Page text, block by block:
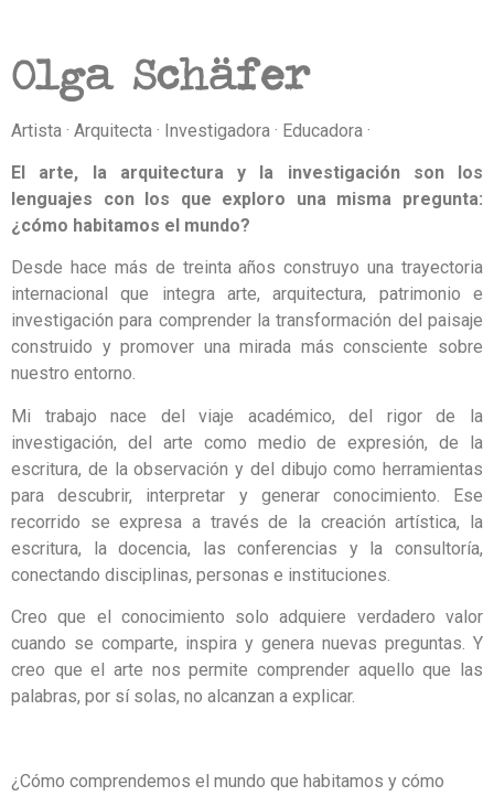
Olga Schäfer
Artista · Arquitecta · Investigadora · Educadora ·
El arte, la arquitectura y la investigación son los
lenguajes con los que exploro una misma pregunta:
¿cómo habitamos el mundo?
Desde hace más de treinta años construyo una trayectoria
internacional que integra arte, arquitectura, patrimonio e
investigación para comprender la transformación del paisaje
construido y promover una mirada más consciente sobre
nuestro entorno.
Mi trabajo nace del viaje académico, del rigor de la
investigación, del arte como medio de expresión, de la
escritura, de la observación y del dibujo como herramientas
para descubrir, interpretar y generar conocimiento. Ese
recorrido se expresa a través de la creación artística, la
escritura, la docencia, las conferencias y la consultoría,
conectando disciplinas, personas e instituciones.
Creo que el conocimiento solo adquiere verdadero valor
cuando se comparte, inspira y genera nuevas preguntas. Y
creo que el arte nos permite comprender aquello que las
palabras, por sí solas, no alcanzan a explicar.
¿Cómo comprendemos el mundo que habitamos y cómo